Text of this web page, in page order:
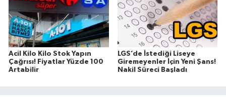
Acil Kilo Kilo Stok Yapın
Çağrısı! Fiyatlar Yüzde 100
Artabilir
LGS’de İstediği Liseye
Giremeyenler İçin Yeni Şans!
Nakil Süreci Başladı